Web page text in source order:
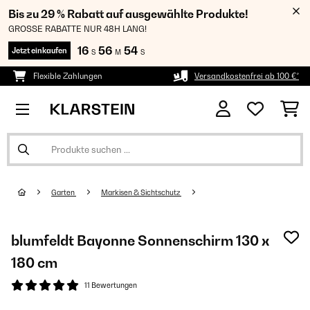
Bis zu 29 % Rabatt auf ausgewählte Produkte!
GROSSE RABATTE NUR 48H LANG!
Jetzt einkaufen 16 S 56 M 54 S
Flexible Zahlungen Versandkostenfrei ab 100 €*
Garten Markisen & Sichtschutz
blumfeldt Bayonne Sonnenschirm 130 x
180 cm
11 Bewertungen